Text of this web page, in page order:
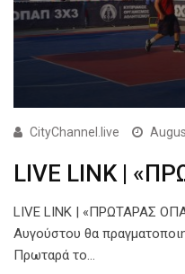
CityChannel.live
LIVE LINK |
LIVE LINK | «ΠΡΩΤΑΡΑΣ
Αυγούστου θα
Πρωταρά το…